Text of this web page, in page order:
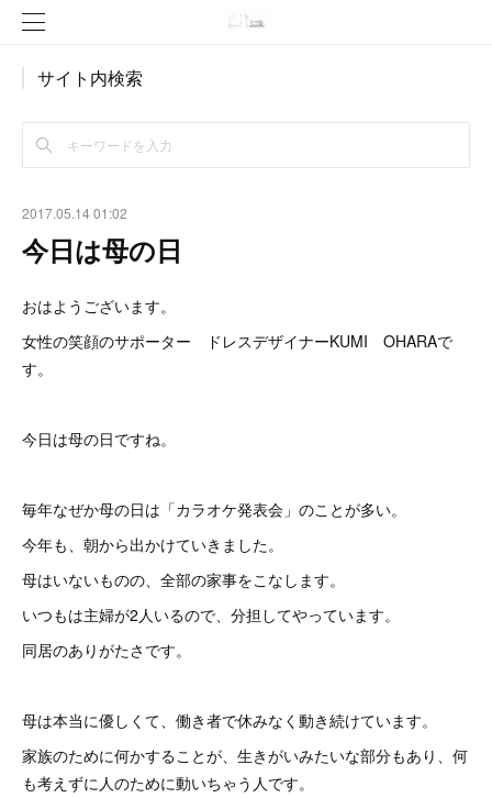
サイト内検索
2017.05.14 01:02
今日は母の日
おはようございます。
女性の笑顔のサポーター ドレスデザイナーKUMI OHARAで
す。
今日は母の日ですね。
毎年なぜか母の日は「カラオケ発表会」のことが多い。
今年も、朝から出かけていきました。
母はいないものの、全部の家事をこなします。
いつもは主婦が2人いるので、分担してやっています。
同居のありがたさです。
母は本当に優しくて、働き者で休みなく動き続けています。
家族のために何かすることが、生きがいみたいな部分もあり、何
も考えずに人のために動いちゃう人です。